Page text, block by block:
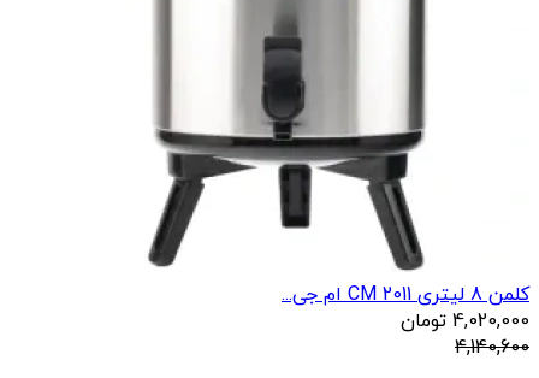
کلمن 8 لیتری 2011 CM ام جی...
4,020,000 تومان
4,140,600